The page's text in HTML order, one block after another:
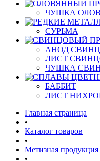
ЧУШКА
СУРЬМА
АНОД
ЛИСТ
ЧУШКА
БАББИТ
ЛИСТ
Главная страница
•
Каталог товаров
•
Метизная продукция
•